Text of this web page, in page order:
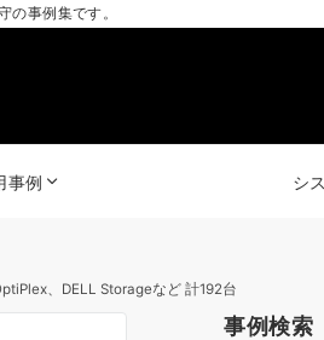
事例集です。
事例 シ
、DELL Storageなど 計192台
事例検索